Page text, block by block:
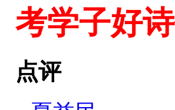
考学子好
点评